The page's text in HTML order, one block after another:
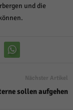
und die
Nächster Artikel
sollen aufgehen